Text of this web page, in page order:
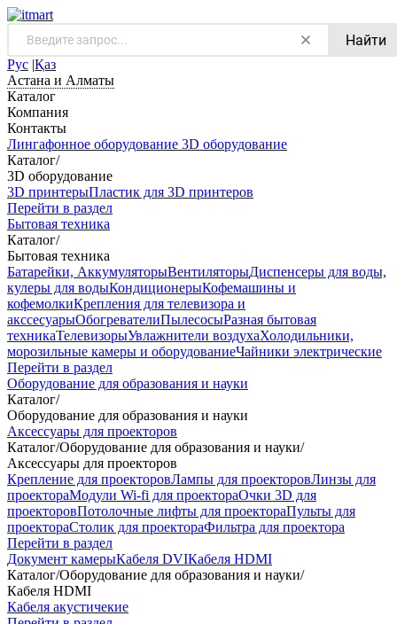
Найти
Рус |Қаз
Астана и Алматы
Каталог
Компания
Контакты
Лингафонное оборудование 3D оборудование
Каталог/
3D оборудование
3D принтерыПластик для 3D принтеров
Перейти в раздел
Бытовая техника
Каталог/
Бытовая техника
Батарейки, АккумуляторыВентиляторыДиспенсеры для воды,
кулеры для водыКондиционерыКофемашины и
кофемолкиКрепления для телевизора и
акссесуарыОбогревателиПылесосыРазная бытовая
техникаТелевизорыУвлажнители воздухаХолодильники,
морозильные камеры и оборудованиеЧайники электрические
Перейти в раздел
Оборудование для образования и науки
Каталог/
Оборудование для образования и науки
Аксессуары для проекторов
Каталог/Оборудование для образования и науки/
Аксессуары для проекторов
Крепление для проекторовЛампы для проекторовЛинзы для
проектораМодули Wi-fi для проектораОчки 3D для
проекторовПотолочные лифты для проектораПульты для
проектораСтолик для проектораФильтра для проектора
Перейти в раздел
Документ камерыКабеля DVIКабеля HDMI
Каталог/Оборудование для образования и науки/
Кабеля HDMI
Кабеля акустичекие